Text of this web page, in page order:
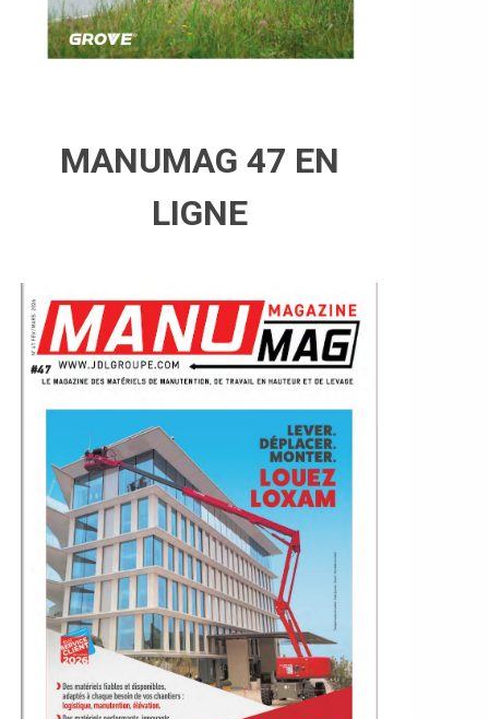
MANUMAG 47 EN
LIGNE